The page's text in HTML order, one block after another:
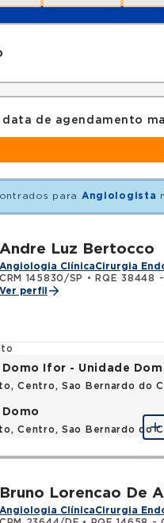
de agendamento
para Angiologista
Andre Luz Bertocco
Angiologia ClínicaCirurgia
CRM 145830/SP
• RQE 38448
Ver perfil
Ifor - Unidade
Centro, Sao Bernardo do
Centro, Sao Bernardo do
Bruno Lorencao De
Angiologia ClínicaCirurgia